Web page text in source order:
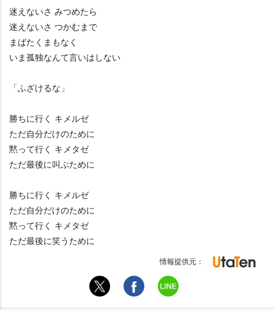
迷えないさ みつめたら
迷えないさ つかむまで
まばたくまもなく
いま孤独なんて言いはしない
「ふざけるな」
勝ちに行く キメルゼ
ただ自分だけのために
黙って行く キメタゼ
ただ最後に叫ぶために
勝ちに行く キメルゼ
ただ自分だけのために
黙って行く キメタゼ
ただ最後に笑うために
情報提供元：